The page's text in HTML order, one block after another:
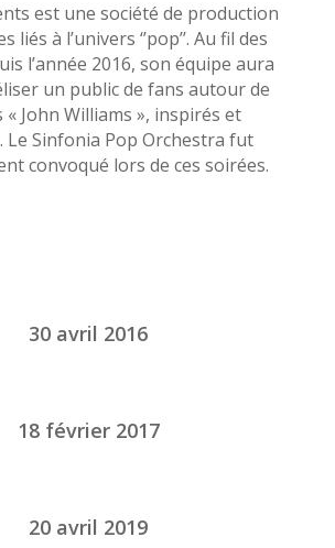
est une société de production
liés à l’univers ‘’pop’’. Au fil des
l’année 2016, son équipe aura
un public de fans autour de
« John Williams », inspirés et
Le Sinfonia Pop Orchestra fut
convoqué lors de ces soirées.
30 avril 2016
18 février 2017
20 avril 2019